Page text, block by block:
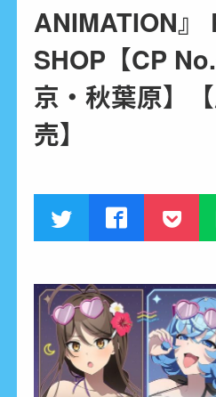
ANIMATION』
SHOP【CP
京・秋葉原】
売】